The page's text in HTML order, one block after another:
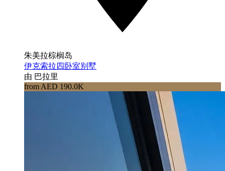
朱美拉棕榈岛
伊克索拉四卧室别墅
由 巴拉里
from AED 190.0K